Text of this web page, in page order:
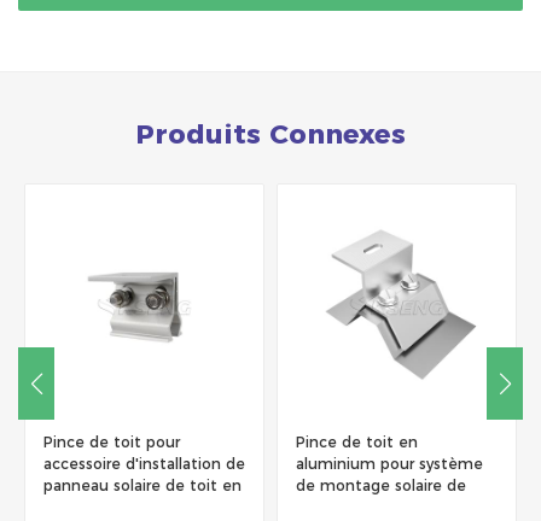
Produits Connexes
Pince de toit pour
accessoire d'installation de
panneau solaire de toit en
Pince de toit en
aluminium pour système
de montage solaire de